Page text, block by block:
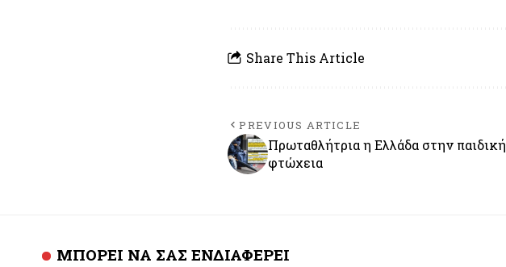
Share This Article
PREVIOUS ARTICLE
Πρωταθλήτρια η Ελλάδα στην παιδική
φτώχεια
ΜΠΟΡΕΙ ΝΑ ΣΑΣ ΕΝΔΙΑΦΕΡΕΙ